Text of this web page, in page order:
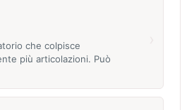
che colpisce
più articolazioni. Può